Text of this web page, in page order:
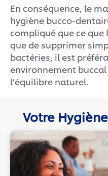
En conséquence, le
hygiène bucco-
compliqué que ce que
que de supprimer
bactéries, il est
environnement
l’équilibre naturel.
Votre